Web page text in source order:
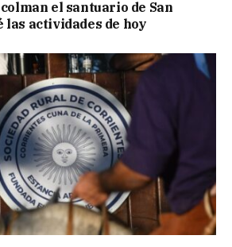
el santuario de San
las actividades de hoy